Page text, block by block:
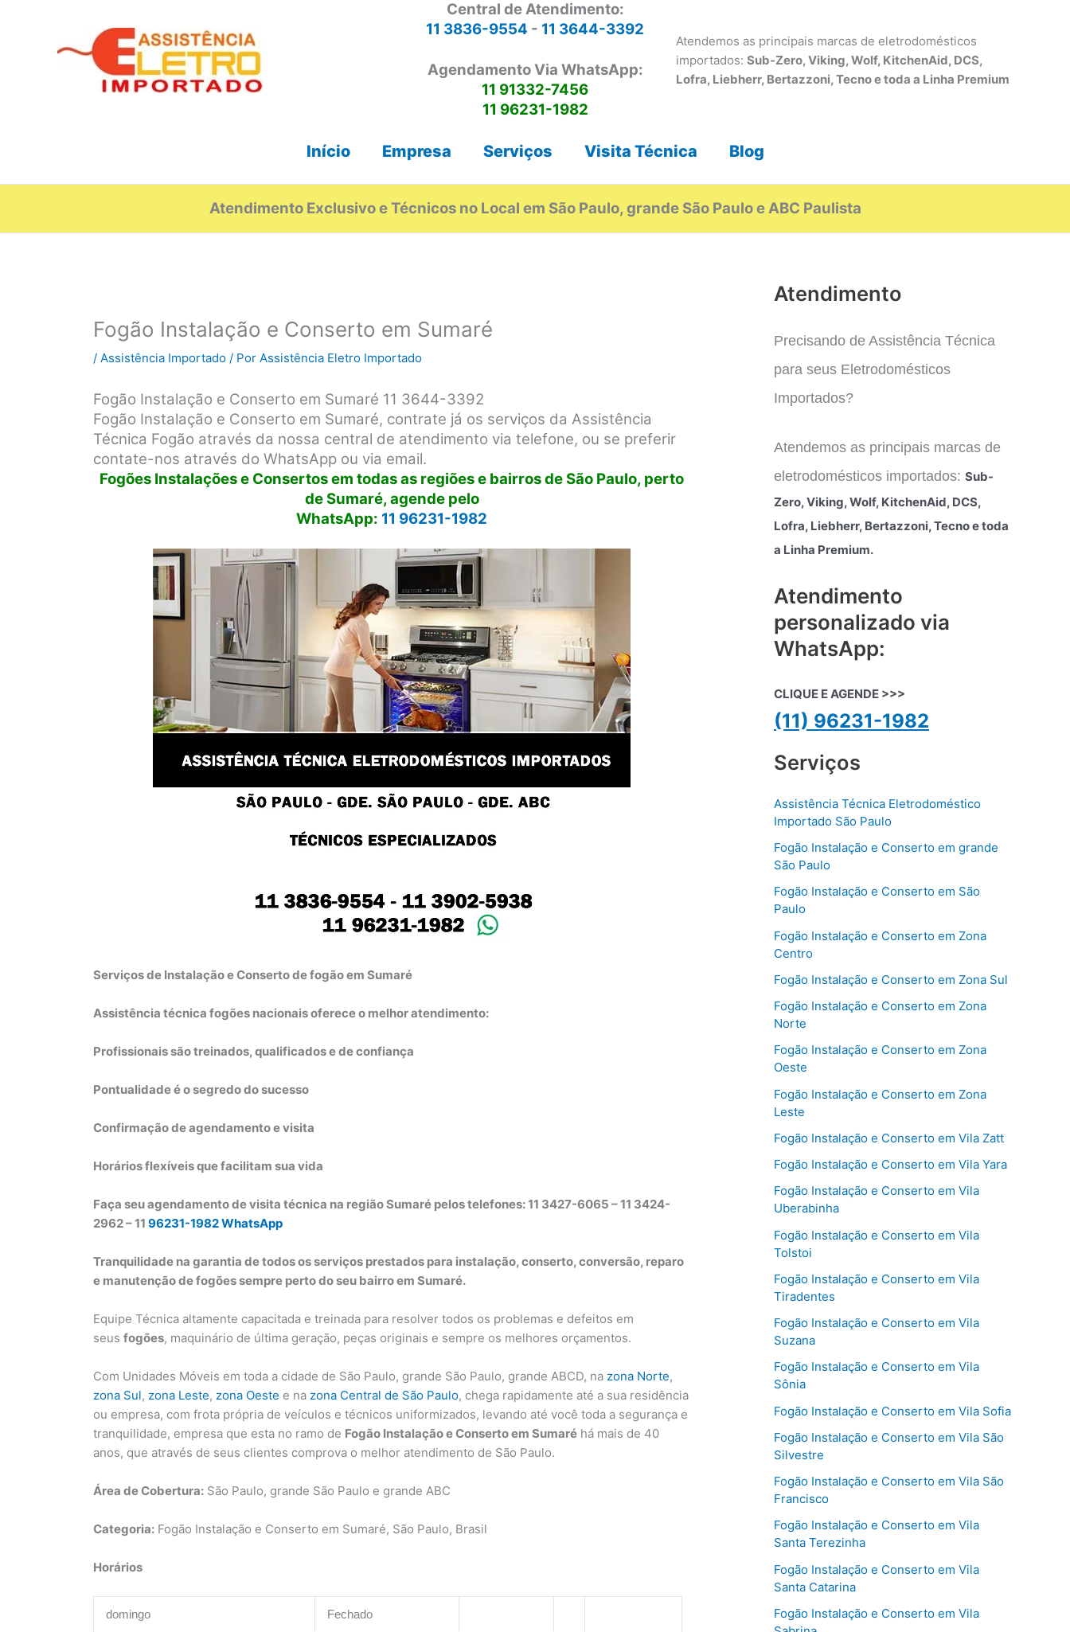
Central de Atendimento:
11 3836-9554 - 11 3644-3392
Agendamento Via WhatsApp:
11 91332-7456
11 96231-1982
Atendemos as principais marcas de eletrodomésticos
importados: Sub-Zero, Viking, Wolf, KitchenAid, DCS,
Lofra, Liebherr, Bertazzoni, Tecno e toda a Linha Premium
Início Empresa Serviços Visita Técnica Blog
Atendimento Exclusivo e Técnicos no Local em São Paulo, grande São Paulo e ABC Paulista
Fogão Instalação e Conserto em Sumaré
/ Assistência Importado / Por Assistência Eletro Importado
Fogão Instalação e Conserto em Sumaré 11 3644-3392
Fogão Instalação e Conserto em Sumaré, contrate já os serviços da Assistência
Técnica Fogão através da nossa central de atendimento via telefone, ou se preferir
contate-nos através do WhatsApp ou via email.
Fogões Instalações e Consertos em todas as regiões e bairros de São Paulo, perto
de Sumaré, agende pelo
WhatsApp: 11 96231-1982
Serviços de Instalação e Conserto de fogão em Sumaré
Assistência técnica fogões nacionais oferece o melhor atendimento:
Profissionais são treinados, qualificados e de confiança
Pontualidade é o segredo do sucesso
Confirmação de agendamento e visita
Horários flexíveis que facilitam sua vida
Faça seu agendamento de visita técnica na região Sumaré pelos telefones: 11 3427-6065 – 11 3424-
2962 – 11 96231-1982 WhatsApp
Tranquilidade na garantia de todos os serviços prestados para instalação, conserto, conversão, reparo
e manutenção de fogões sempre perto do seu bairro em Sumaré.
Equipe Técnica altamente capacitada e treinada para resolver todos os problemas e defeitos em
seus fogões, maquinário de última geração, peças originais e sempre os melhores orçamentos.
Com Unidades Móveis em toda a cidade de São Paulo, grande São Paulo, grande ABCD, na zona Norte,
zona Sul, zona Leste, zona Oeste e na zona Central de São Paulo, chega rapidamente até a sua residência
ou empresa, com frota própria de veículos e técnicos uniformizados, levando até você toda a segurança e
tranquilidade, empresa que esta no ramo de Fogão Instalação e Conserto em Sumaré há mais de 40
anos, que através de seus clientes comprova o melhor atendimento de São Paulo.
Área de Cobertura: São Paulo, grande São Paulo e grande ABC
Categoria: Fogão Instalação e Conserto em Sumaré, São Paulo, Brasil
Horários
domingo Fechado
Atendimento
Precisando de Assistência Técnica
para seus Eletrodomésticos
Importados?
Atendemos as principais marcas de
eletrodomésticos importados: Sub-
Zero, Viking, Wolf, KitchenAid, DCS,
Lofra, Liebherr, Bertazzoni, Tecno e toda
a Linha Premium.
Atendimento
personalizado via
WhatsApp:
CLIQUE E AGENDE >>>
(11) 96231-1982
Serviços
Assistência Técnica Eletrodoméstico
Importado São Paulo
Fogão Instalação e Conserto em grande
São Paulo
Fogão Instalação e Conserto em São
Paulo
Fogão Instalação e Conserto em Zona
Centro
Fogão Instalação e Conserto em Zona Sul
Fogão Instalação e Conserto em Zona
Norte
Fogão Instalação e Conserto em Zona
Oeste
Fogão Instalação e Conserto em Zona
Leste
Fogão Instalação e Conserto em Vila Zatt
Fogão Instalação e Conserto em Vila Yara
Fogão Instalação e Conserto em Vila
Uberabinha
Fogão Instalação e Conserto em Vila
Tolstoi
Fogão Instalação e Conserto em Vila
Tiradentes
Fogão Instalação e Conserto em Vila
Suzana
Fogão Instalação e Conserto em Vila
Sônia
Fogão Instalação e Conserto em Vila Sofia
Fogão Instalação e Conserto em Vila São
Silvestre
Fogão Instalação e Conserto em Vila São
Francisco
Fogão Instalação e Conserto em Vila
Santa Terezinha
Fogão Instalação e Conserto em Vila
Santa Catarina
Fogão Instalação e Conserto em Vila